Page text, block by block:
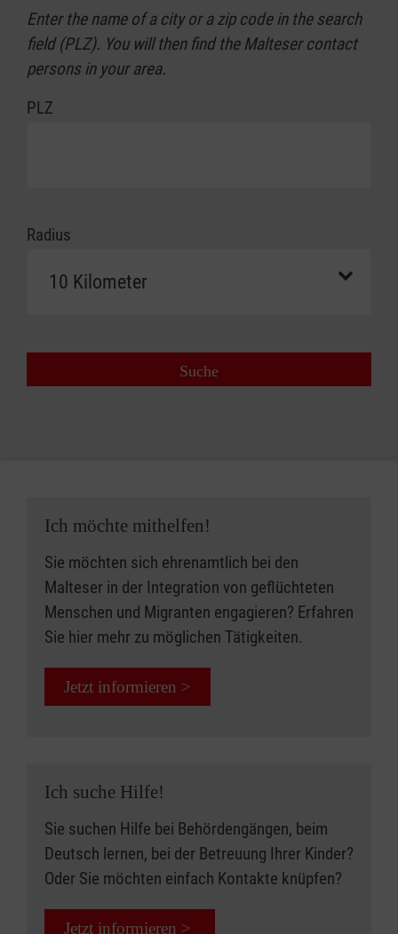
accompany to offices and authorities in the
new environment or when visiting the doctor is
required.
Enter the name of a city or a zip code in the search
field (PLZ). You will then find the Malteser contact
persons in your area.
PLZ
Radius
Suche
Ich möchte mithelfen!
Sie möchten sich ehrenamtlich bei den
Malteser in der Integration von geflüchteten
Menschen und Migranten engagieren? Erfahren
Sie hier mehr zu möglichen Tätigkeiten.
Jetzt informieren >
Ich suche Hilfe!
Sie suchen Hilfe bei Behördengängen, beim
Deutsch lernen, bei der Betreuung Ihrer Kinder?
Oder Sie möchten einfach Kontakte knüpfen?
Jetzt informieren >